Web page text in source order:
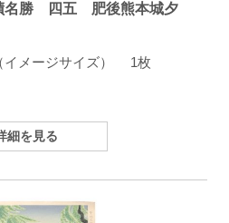
名勝 四五 肥後熊本城夕
メージサイズ） 1枚
細を見る